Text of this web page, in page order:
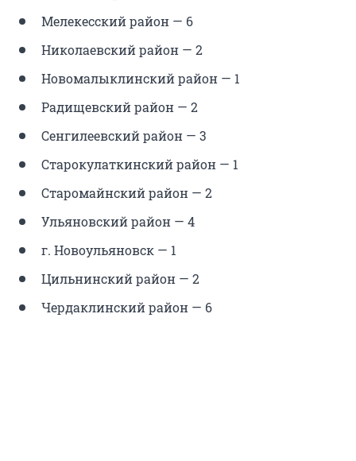
Мелекесский район — 6
Николаевский район — 2
Новомалыклинский район — 1
Радищевский район — 2
Сенгилеевский район — 3
Старокулаткинский район — 1
Старомайнский район — 2
Ульяновский район — 4
г. Новоульяновск — 1
Цильнинский район — 2
Чердаклинский район — 6